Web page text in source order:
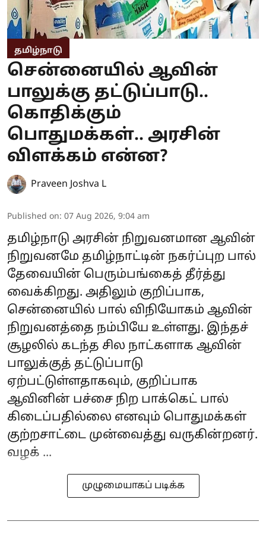
தமிழ்நாடு
சென்னையில் ஆவின்
பாலுக்கு தட்டுப்பாடு..
கொதிக்கும்
பொதுமக்கள்.. அரசின்
விளக்கம் என்ன?
Praveen Joshva L
Published on: 07 Aug 2026, 9:04 am
தமிழ்நாடு அரசின் நிறுவனமான ஆவின்
நிறுவனமே தமிழ்நாட்டின் நகர்ப்புற பால்
தேவையின் பெரும்பங்கைத் தீர்த்து
வைக்கிறது. அதிலும் குறிப்பாக,
சென்னையில் பால் விநியோகம் ஆவின்
நிறுவனத்தை நம்பியே உள்ளது. இந்தச்
சூழலில் கடந்த சில நாட்களாக ஆவின்
பாலுக்குத் தட்டுப்பாடு
ஏற்பட்டுள்ளதாகவும், குறிப்பாக
ஆவினின் பச்சை நிற‌ பாக்கெட் பால்
கிடைப்பதில்லை எனவும் பொதுமக்கள்
குற்றசாட்டை முன்வைத்து வருகின்றனர்.
வழக் ...
முழுமையாகப் படிக்க